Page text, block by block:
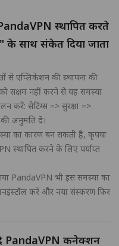
स्थापित करते
के साथ संकेत दिया जाता
से एप्लिकेशन की स्थापना की
सक्षम नहीं करने से यह समस्या
करें: सेटिंग्स => सुरक्षा =>
की अनुमति दें।
का कारण बन सकती है, कृपया
स्थापित करने के लिए पर्याप्त
PandaVPN भी इस समस्या का
करें और नया संस्करण फिर
PandaVPN कनेक्शन